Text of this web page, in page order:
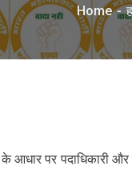
Home
पर पदाधिकारी